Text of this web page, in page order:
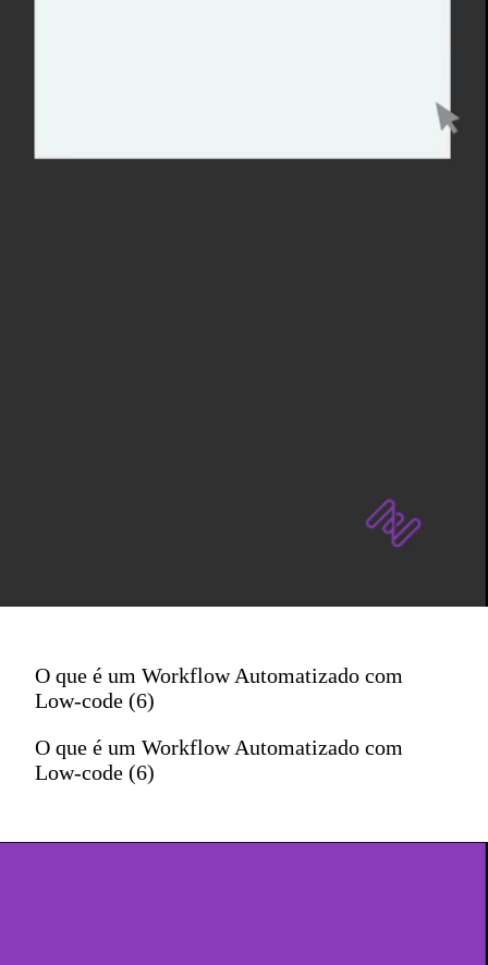
O que é um Workflow Automatizado com
Low-code (6)
O que é um Workflow Automatizado com
Low-code (6)